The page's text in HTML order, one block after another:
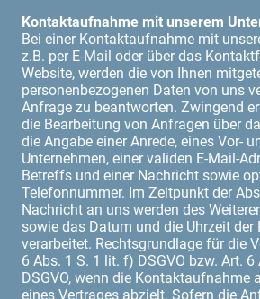
Kontaktaufnahme mit unserem
Bei einer Kontaktaufnahme mit
z.B. per E-Mail oder über das
Website, werden die von Ihnen
personenbezogenen Daten von uns
Anfrage zu beantworten. Zwingend
die Bearbeitung von Anfragen über
die Angabe einer Anrede, eines Vor-
Unternehmen, einer validen E-Mail-
Betreffs und einer Nachricht sowie
Telefonnummer. Im Zeitpunkt der
Nachricht an uns werden des
sowie das Datum und die Uhrzeit der
verarbeitet. Rechtsgrundlage für die
6 Abs. 1 S. 1 lit. f) DSGVO bzw. Art.
DSGVO, wenn die Kontaktaufnahme
eines Vertrages abzielt. Sofern die